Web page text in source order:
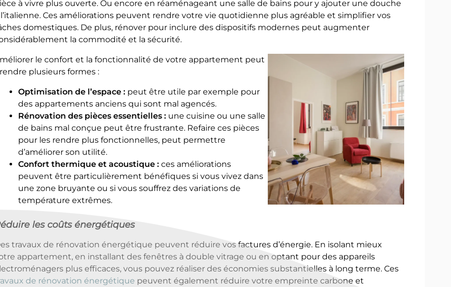
à vivre plus ouverte. Ou encore en réaménageant une salle de bains pour y ajouter une douche
l’italienne. Ces améliorations peuvent rendre votre vie quotidienne plus agréable et simplifier vos
domestiques. De plus, rénover pour inclure des dispositifs modernes peut augmenter
la commodité et la sécurité.
le confort et la fonctionnalité de votre appartement peut
plusieurs formes :
Optimisation de l’espace : peut être utile par exemple pour
des appartements anciens qui sont mal agencés.
Rénovation des pièces essentielles : une cuisine ou une salle
de bains mal conçue peut être frustrante. Refaire ces pièces
pour les rendre plus fonctionnelles, peut permettre
d’améliorer son utilité.
Confort thermique et acoustique : ces améliorations
peuvent être particulièrement bénéfiques si vous vivez dans
une zone bruyante ou si vous souffrez des variations de
température extrêmes.
les coûts énergétiques
travaux de rénovation énergétique peuvent réduire vos factures d’énergie. En isolant mieux
appartement, en installant des fenêtres à double vitrage ou en optant pour des appareils
plus efficaces, vous pouvez réaliser des économies substantielles à long terme. Ces
de rénovation énergétique peuvent également réduire votre empreinte carbone et